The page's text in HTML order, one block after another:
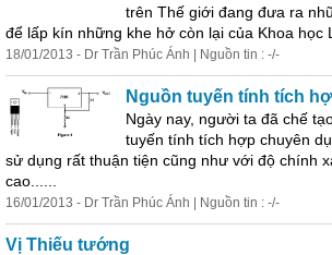
trên Thế giới đang đưa ra
để lấp kín những khe hở còn lại của Khoa học
18/01/2013 - Dr Trần Phúc Ánh | Nguồn tin : -/-
Nguồn tuyến tính tích
Ngày nay, người ta đã chế
tuyến tính tích hợp chuyên
sử dụng rất thuận tiện cũng như với độ chính
cao......
16/01/2013 - Dr Trần Phúc Ánh | Nguồn tin : -/-
Vị Thiếu tướng